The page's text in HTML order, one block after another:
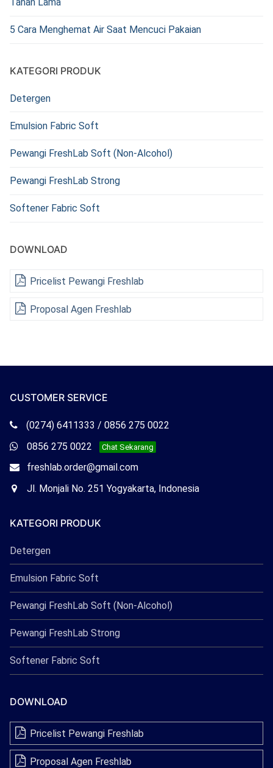
5 Cara Menghemat Air Saat Mencuci Pakaian
KATEGORI PRODUK
Detergen
Emulsion Fabric Soft
Pewangi FreshLab Soft (Non-Alcohol)
Pewangi FreshLab Strong
Softener Fabric Soft
DOWNLOAD
Pricelist Pewangi Freshlab
Proposal Agen Freshlab
CUSTOMER SERVICE
Telepon
Freshlab
(0274) 6411333 / 0856 275 0022
Whatsapp
Freshlab
0856 275 0022 Chat Sekarang
Email
Freshlab
freshlab.order@gmail.com
OfficeJl. Monjali No. 251 Yogyakarta, Indonesia
KATEGORI PRODUK
Detergen
Emulsion Fabric Soft
Pewangi FreshLab Soft (Non-Alcohol)
Pewangi FreshLab Strong
Softener Fabric Soft
DOWNLOAD
Pricelist Pewangi Freshlab
Proposal Agen Freshlab